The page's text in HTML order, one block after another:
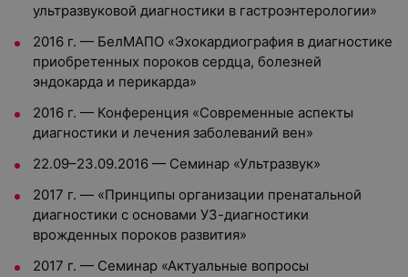
ультразвуковой диагностики в гастроэнтерологии»
2016 г. — БелМАПО «Эхокардиография в диагностике
приобретенных пороков сердца, болезней
эндокарда и перикарда»
2016 г. — Конференция «Современные аспекты
диагностики и лечения заболеваний вен»
22.09–23.09.2016 — Семинар «Ультразвук»
2017 г. — «Принципы организации пренатальной
диагностики с основами УЗ-диагностики
врожденных пороков развития»
2017 г. — Семинар «Актуальные вопросы